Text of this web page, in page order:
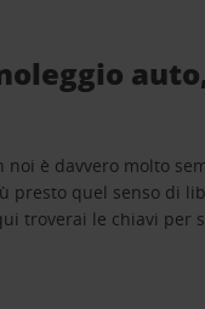
noi è davvero molto
presto quel senso di
troverai le chiavi per